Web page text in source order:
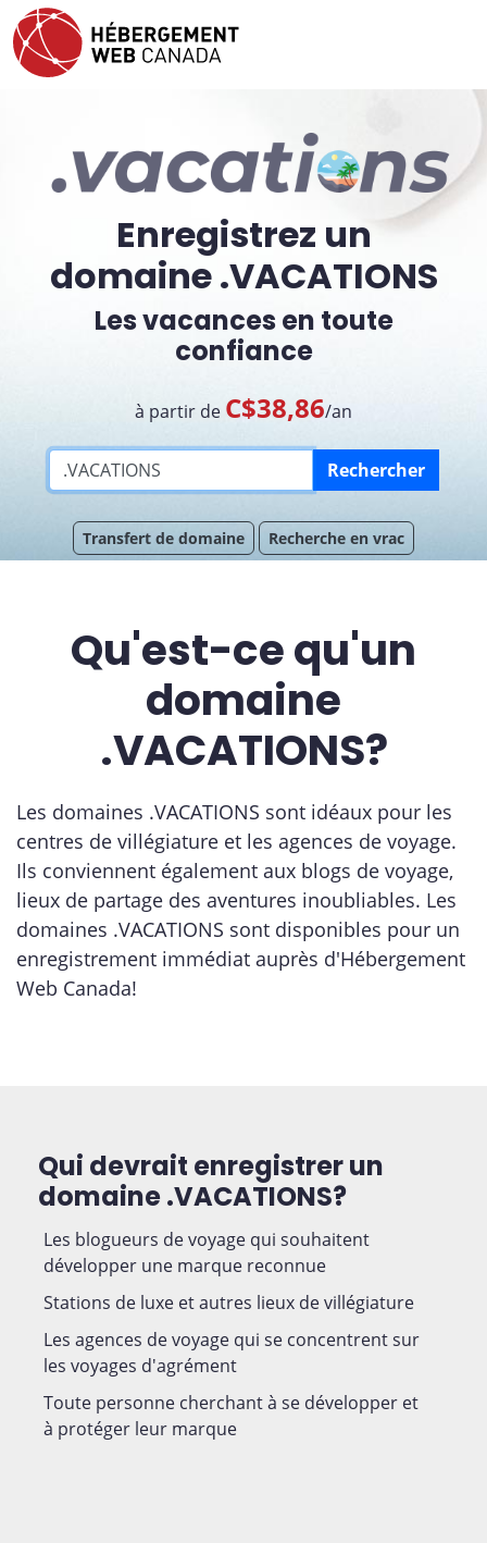
Enregistrez un
domaine .VACATIONS
Les vacances en toute
confiance
à partir de C$38,86/an
Rechercher
Transfert de domaine Recherche en vrac
Qu'est-ce qu'un
domaine
.VACATIONS?
Les domaines .VACATIONS sont idéaux pour les
centres de villégiature et les agences de voyage.
Ils conviennent également aux blogs de voyage,
lieux de partage des aventures inoubliables. Les
domaines .VACATIONS sont disponibles pour un
enregistrement immédiat auprès d'Hébergement
Web Canada!
Qui devrait enregistrer un
domaine .VACATIONS?
Les blogueurs de voyage qui souhaitent
développer une marque reconnue
Stations de luxe et autres lieux de villégiature
Les agences de voyage qui se concentrent sur
les voyages d'agrément
Toute personne cherchant à se développer et
à protéger leur marque